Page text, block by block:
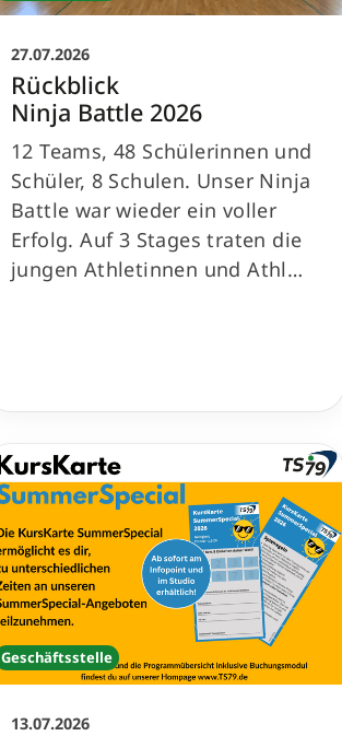
27.07.2026
Rückblick
Ninja Battle 2026
12 Teams, 48 Schülerinnen und
Schüler, 8 Schulen. Unser Ninja
Battle war wieder ein voller
Erfolg. Auf 3 Stages traten die
jungen Athletinnen und Athl…
Geschäftsstelle
13.07.2026